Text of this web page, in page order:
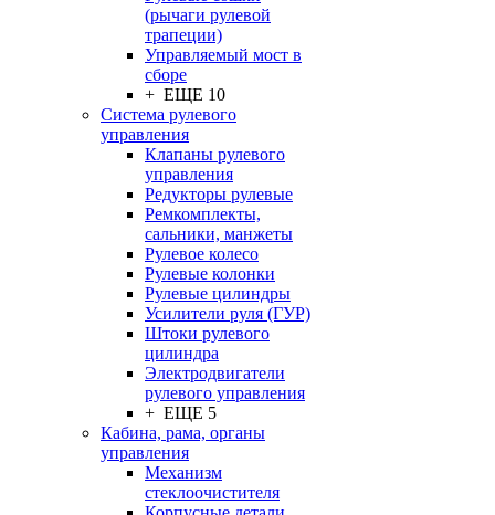
(рычаги рулевой
трапеции)
Управляемый мост в
сборе
+ ЕЩЕ 10
Система рулевого
управления
Клапаны рулевого
управления
Редукторы рулевые
Ремкомплекты,
сальники, манжеты
Рулевое колесо
Рулевые колонки
Рулевые цилиндры
Усилители руля (ГУР)
Штоки рулевого
цилиндра
Электродвигатели
рулевого управления
+ ЕЩЕ 5
Кабина, рама, органы
управления
Механизм
стеклоочистителя